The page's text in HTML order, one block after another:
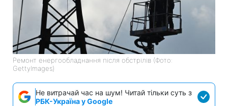
Ремонт енергообладнання після обстрілів (Фото:
GettyImages)
Не витрачай час на шум! Читай тільки суть з
РБК-Україна у Google